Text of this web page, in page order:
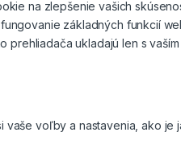
na zlepšenie vašich
základných funkcií
prehliadača ukladajú len s
vaše voľby a nastavenia, ako je